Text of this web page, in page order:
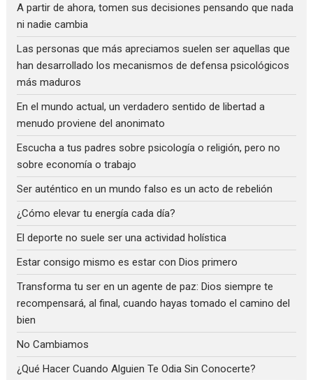
A partir de ahora, tomen sus decisiones pensando que nada
ni nadie cambia
Las personas que más apreciamos suelen ser aquellas que
han desarrollado los mecanismos de defensa psicológicos
más maduros
En el mundo actual, un verdadero sentido de libertad a
menudo proviene del anonimato
Escucha a tus padres sobre psicología o religión, pero no
sobre economía o trabajo
Ser auténtico en un mundo falso es un acto de rebelión
¿Cómo elevar tu energía cada día?
El deporte no suele ser una actividad holística
Estar consigo mismo es estar con Dios primero
Transforma tu ser en un agente de paz: Dios siempre te
recompensará, al final, cuando hayas tomado el camino del
bien
No Cambiamos
¿Qué Hacer Cuando Alguien Te Odia Sin Conocerte?